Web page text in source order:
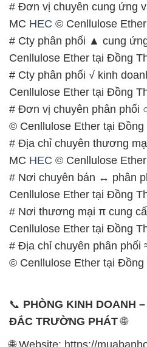
# Đơn vị chuyên cung ứng
MC HEC © Cenllulose
# Cty phân phối ▲ cung
Cenllulose Ether tại Đồng
# Cty phân phối √ kinh
Cenllulose Ether tại Đồng
# Đơn vị chuyên phân phối
© Cenllulose Ether tại Đồng
# Địa chỉ chuyên thương
MC HEC © Cenllulose
# Nơi chuyên bán ↔ phân
Cenllulose Ether tại Đồng
# Nơi thương mại π cung
Cenllulose Ether tại Đồng
# Địa chỉ chuyên phân phối
© Cenllulose Ether tại Đồng
📞 PHÒNG KINH DOANH
ĐẮC TRƯỜNG PHÁT🌐